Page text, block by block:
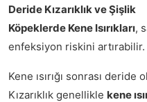
Deride Kızarıklık ve Şişlik
Köpeklerde Kene Isırıkları,
enfeksiyon riskini artırabilir.
Kene ısırığı sonrası deride
Kızarıklık genellikle kene